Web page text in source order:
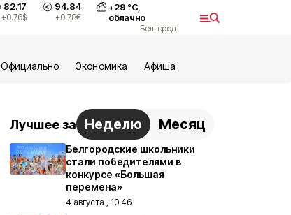
82.17
+0.76$
94.84
+0.78€
+29 °С,
облачно
Белгород
Официально Экономика Aфиша
Лучшее за Неделю Месяц
Белгородские школьники
стали победителями в
конкурсе «Большая
перемена»
4 августа , 10:46